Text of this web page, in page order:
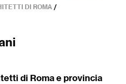
DI ROMA /
di Roma e provincia